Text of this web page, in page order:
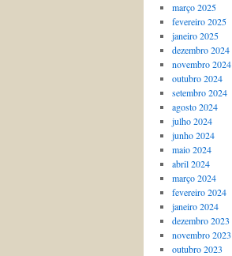
março 2025
fevereiro 2025
janeiro 2025
dezembro 2024
novembro 2024
outubro 2024
setembro 2024
agosto 2024
julho 2024
junho 2024
maio 2024
abril 2024
março 2024
fevereiro 2024
janeiro 2024
dezembro 2023
novembro 2023
outubro 2023